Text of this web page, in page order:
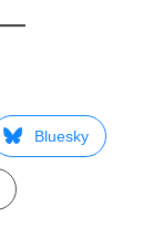
Bluesky